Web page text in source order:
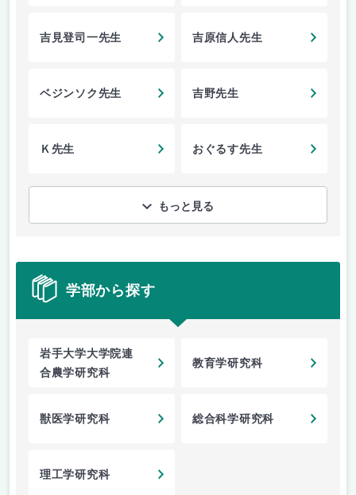
吉見登司一先生 吉原信人先生
ベジンソク先生 吉野先生
Ｋ先生 おぐるす先生
もっと見る
学部から探す
岩手大学大学院連
合農学研究科
教育学研究科
獣医学研究科 総合科学研究科
理工学研究科